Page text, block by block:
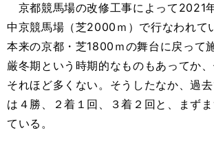
京都競馬場の改修工事によって2021
中京競馬場（芝2000ｍ）で行なわれて
本来の京都・芝1800ｍの舞台に戻って
厳冬期という時期的なものもあってか
それほど多くない。そうしたなか、過
は４勝、２着１回、３着２回と、まず
ている。